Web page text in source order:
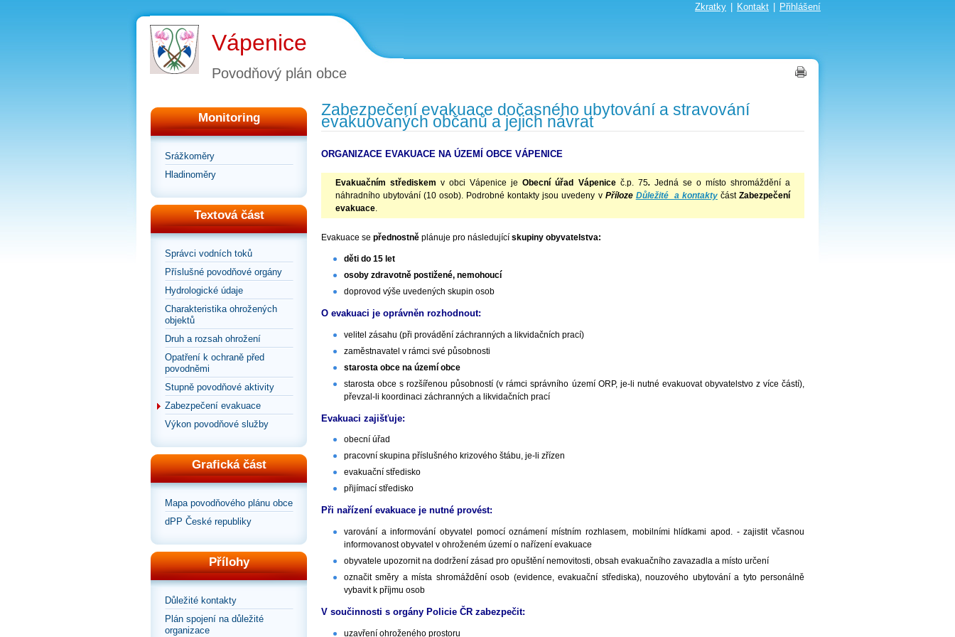
Zkratky Kontakt Přihlášení
Vápenice
Povodňový plán obce
Monitoring
Srážkoměry
Hladinoměry
Textová část
Správci vodních toků
Příslušné povodňové orgány
Hydrologické údaje
Charakteristika ohrožených
objektů
Druh a rozsah ohrožení
Opatření k ochraně před
povodněmi
Stupně povodňové aktivity
Zabezpečení evakuace
Výkon povodňové služby
Grafická část
Mapa povodňového plánu obce
dPP České republiky
Přílohy
Důležité kontakty
Plán spojení na důležité
organizace
Zabezpečení evakuace dočasného ubytování a stravování
evakuovaných občanů a jejich návrat
ORGANIZACE EVAKUACE NA ÚZEMÍ OBCE VÁPENICE
Evakuačním střediskemv obci Vápenice jeObecní úřad Vápeniceč.p. 75. Jedná se o místo shromáždění a
náhradního ubytování (10 osob). Podrobné kontakty jsou uvedeny v Příloze Důležité a kontakty částZabezpečení
evakuace.
Evakuace se přednostně plánuje pro následující skupiny obyvatelstva:
děti do 15 let
osoby zdravotně postižené, nemohoucí
doprovod výše uvedených skupin osob
O evakuaci je oprávněn rozhodnout:
velitel zásahu (při provádění záchranných a likvidačních prací)
zaměstnavatel v rámci své působnosti
starosta obce na území obce
starosta obce s rozšířenou působností (v rámci správního území ORP, je-li nutné evakuovat obyvatelstvo z více částí),
převzal-li koordinaci záchranných a likvidačních prací
Evakuaci zajišťuje:
obecní úřad
pracovní skupina příslušného krizového štábu, je-li zřízen
evakuační středisko
přijímací středisko
Při nařízení evakuace je nutné provést:
varování a informování obyvatel pomocí oznámení místním rozhlasem, mobilními hlídkami apod. - zajistit včasnou
informovanost obyvatel v ohroženém území o nařízení evakuace
obyvatele upozornit na dodržení zásad pro opuštění nemovitosti, obsah evakuačního zavazadla a místo určení
označit směry a místa shromáždění osob (evidence, evakuační střediska), nouzového ubytování a tyto personálně
vybavit k příjmu osob
V součinnosti s orgány Policie ČR zabezpečit:
uzavření ohroženého prostoru